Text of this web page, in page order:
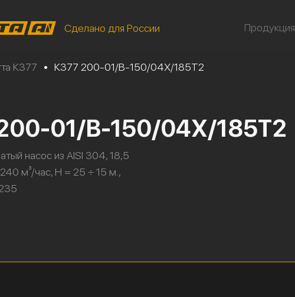
Сделано для России Продукция
К377 • К377 200-01/В-150/04Х/185Т2
01/В-150/04Х/185Т2
насос из AISI 304, 18,5
м³/час, H = 25 ÷ 15 м.,